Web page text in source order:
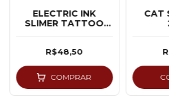
ELECTRIC INK
SLIMER TATTOO
R$48,50
COMPRAR
CAT